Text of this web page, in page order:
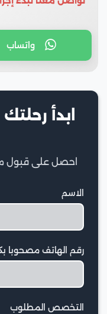
واتساب
ابدأ
احصل على قبول
الاسم
رقم الهاتف مصحوبا
التخصص المطلوب